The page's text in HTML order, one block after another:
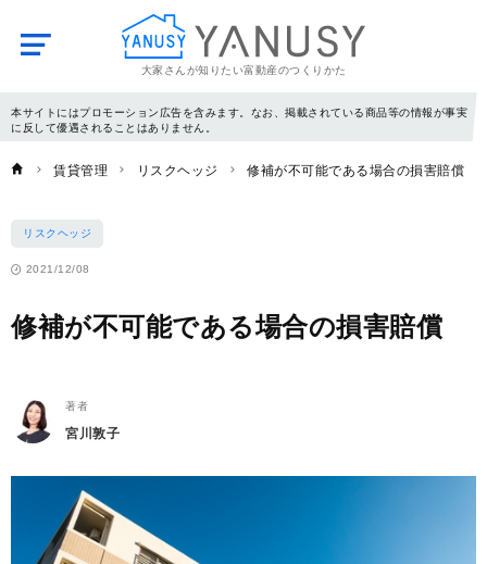
大家さんが知りたい富動産のつくりかた
YANUSY
本サイトにはプロモーション広告を含みます。なお、掲載されている商品等の情報が事実
に反して優遇されることはありません。
賃貸管理 リスクヘッジ 修補が不可能である場合の損害賠償
リスクヘッジ
2021/12/08
修補が不可能である場合の損害賠償
著者
宮川敦子